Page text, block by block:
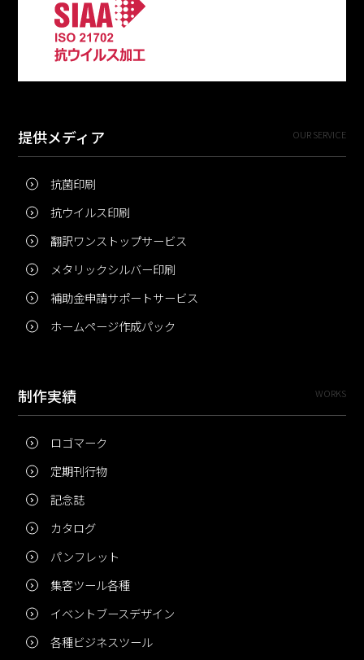
提供メディア OUR SERVICE
抗菌印刷
抗ウイルス印刷
翻訳ワンストップサービス
メタリックシルバー印刷
補助金申請サポートサービス
ホームページ作成パック
制作実績 WORKS
ロゴマーク
定期刊行物
記念誌
カタログ
パンフレット
集客ツール各種
イベントブースデザイン
各種ビジネスツール